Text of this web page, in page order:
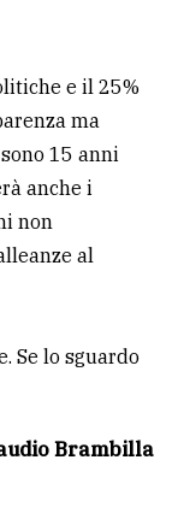
e il 25%
ma
15 anni
anche i
non
al
Se lo sguardo
Brambilla